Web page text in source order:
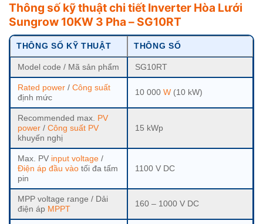
Thông số kỹ thuật chi tiết Inverter Hòa Lưới
Sungrow 10KW 3 Pha – SG10RT
THÔNG SỐ KỸ THUẬT THÔNG SỐ
Model code / Mã sản phẩm SG10RT
Rated power / Công suất
định mức
10 000 W (10 kW)
Recommended max.
PV
power / Công suất PV
khuyến nghị
15 kWp
Max. PV input voltage /
Điện áp đầu vào tối đa tấm
pin
1100 V DC
MPP voltage range / Dải
điện áp MPPT
160 – 1000 V DC